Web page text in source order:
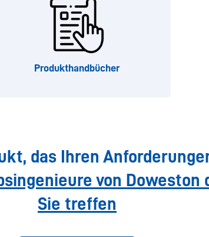
Produkthandbücher
das Ihren
von Doweston
Sie treffen